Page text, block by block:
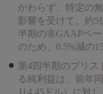
かわらず、特定の
影響を受けて、約5
半期の非GAAPベ
のため、0.5%減の
第4四半期のブリス
る純利益は、前年
り4.45ドル）に対